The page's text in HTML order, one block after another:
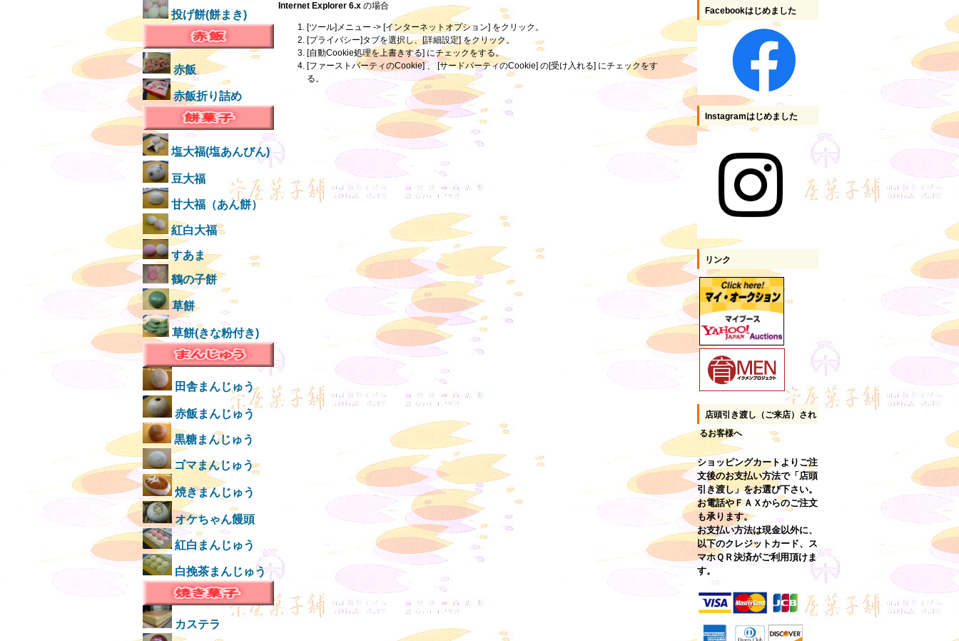
Internet Explorer 6.x の場合
[ツール]メニュー -> [インターネットオプション] をクリック。
[プライバシー]タブを選択し、[詳細設定] をクリック。
[自動Cookie処理を上書きする] にチェックをする。
[ファーストパーティのCookie] 、 [サードパーティのCookie] の[受け入れる] にチェックをす
る。
投げ餅(餅まき)
赤飯
赤飯折り詰め
塩大福(塩あんびん)
豆大福
甘大福（あん餅）
紅白大福
すあま
鶴の子餅
草餅
草餅(きな粉付き)
田舎まんじゅう
赤飯まんじゅう
黒糖まんじゅう
ゴマまんじゅう
焼きまんじゅう
オケちゃん饅頭
紅白まんじゅう
白挽茶まんじゅう
カステラ
Facebookはじめました
Instagramはじめました
リンク
店頭引き渡し（ご来店）され
るお客様へ
ショッピングカートよりご注
文後のお支払い方法で「店頭
引き渡し」をお選び下さい。
お電話やＦＡＸからのご注文
も承ります。
お支払い方法は現金以外に、
以下のクレジットカード、ス
マホＱＲ決済がご利用頂けま
す。